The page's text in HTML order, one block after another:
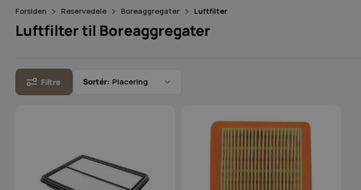
Forsiden Reservedele Boreaggregater Luftfilter
Luftfilter til Boreaggregater
Filtre Sortér: